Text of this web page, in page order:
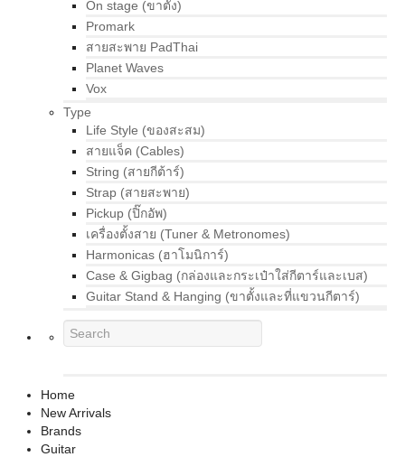
On stage (ขาตั้ง)
Promark
สายสะพาย PadThai
Planet Waves
Vox
Type
Life Style (ของสะสม)
สายแจ็ค (Cables)
String (สายกีต้าร์)
Strap (สายสะพาย)
Pickup (ปิ๊กอัพ)
เครื่องตั้งสาย (Tuner & Metronomes)
Harmonicas (ฮาโมนิการ์)
Case & Gigbag (กล่องและกระเป๋าใส่กีตาร์และเบส)
Guitar Stand & Hanging (ขาตั้งและที่แขวนกีตาร์)
Home
New Arrivals
Brands
Guitar